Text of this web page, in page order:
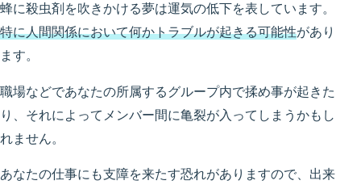
蜂に殺虫剤を吹きかける夢は運気の低下を表しています。
特に人間関係において何かトラブルが起きる可能性があり
ます。
職場などであなたの所属するグループ内で揉め事が起きた
り、それによってメンバー間に亀裂が入ってしまうかもし
れません。
あなたの仕事にも支障を来たす恐れがありますので、出来